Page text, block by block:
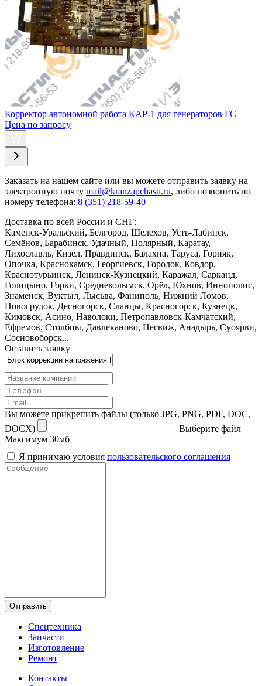
Корректор автономной работа КАР-1 для генераторов ГС
Цена по запросу
Заказать на нашем сайте или вы можете отправить заявку на
электронную почту mail@kranzapchasti.ru, либо позвонить по
номеру телефона: 8 (351) 218-59-40
Доставка по всей России и СНГ:
Каменск-Уральский, Белгород, Шелехов, Усть-Лабинск,
Семёнов, Барабинск, Удачный, Полярный, Каратау,
Лихославль, Кизел, Правдинск, Балахна, Таруса, Горняк,
Опочка, Краснокамск, Георгиевск, Городок, Ковдор,
Краснотурьинск, Ленинск-Кузнецкий, Каражал, Сарканд,
Голицыно, Горки, Среднеколымск, Орёл, Юхнов, Иннополис,
Знаменск, Вуктыл, Лысьва, Фаниполь, Нижний Ломов,
Новогрудок, Десногорск, Сланцы, Красногорск, Кузнецк,
Кимовск, Асино, Наволоки, Петропавловск-Камчатский,
Ефремов, Столбцы, Давлеканово, Несвиж, Анадырь, Суоярви,
Сосновоборск...
Оставить заявку
Вы можете прикрепить файлы (только JPG, PNG, PDF, DOC,
DOCX)
Выберите файл
Максимум 30мб
Я принимаю условия пользовательского соглашения
Отправить
Спецтехника
Запчасти
Изготовление
Ремонт
Контакты